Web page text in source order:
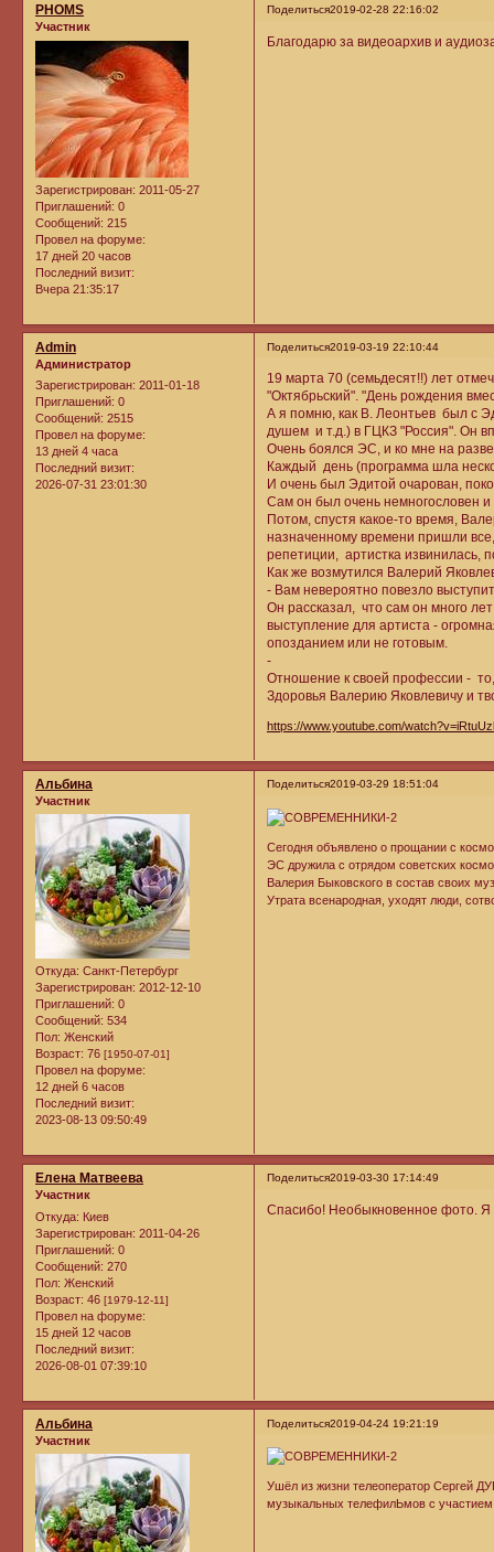
Поделиться2019-02-28 22:16:02
PHOMS
Участник
Зарегистрирован: 2011-05-27
Приглашений: 0
Сообщений: 215
Провел на форуме:
17 дней 20 часов
Последний визит:
Вчера 21:35:17
Благодарю за видеоархив и
Поделиться2019-03-19 22:10:44
Admin
Администратор
Зарегистрирован: 2011-01-18
Приглашений: 0
Сообщений: 2515
Провел на форуме:
13 дней 4 часа
Последний визит:
2026-07-31 23:01:30
19 марта 70 (семьдесят!!) лет
"Октябрьский". "День рождения
А я помню, как В. Леонтьев был с
душем и т.д.) в ГЦКЗ "Россия". Он
Очень боялся ЭС, и ко мне на
Каждый день (программа шла
И очень был Эдитой очарован,
Сам он был очень немногословен и
Потом, спустя какое-то время,
назначенному времени пришли
репетиции, артистка извинилась,
Как же возмутился Валерий
- Вам невероятно повезло
Он рассказал, что сам он много
выступление для артиста -
опозданием или не готовым.
-
Отношение к своей профессии -
Здоровья Валерию Яковлевичу и
https://www.youtube.com/
Поделиться2019-03-29 18:51:04
Альбина
Участник
Откуда: Санкт-Петербург
Зарегистрирован: 2012-12-10
Приглашений: 0
Сообщений: 534
Пол: Женский
Возраст: 76 [1950-07-01]
Провел на форуме:
12 дней 6 часов
Последний визит:
2023-08-13 09:50:49
Сегодня объявлено о прощании с
ЭС дружила с отрядом советских
Валерия Быковского в состав своих
Утрата всенародная, уходят люди,
Поделиться2019-03-30 17:14:49
Елена Матвеева
Участник
Откуда: Киев
Зарегистрирован: 2011-04-26
Приглашений: 0
Сообщений: 270
Пол: Женский
Возраст: 46 [1979-12-11]
Провел на форуме:
15 дней 12 часов
Последний визит:
2026-08-01 07:39:10
Спасибо! Необыкновенное фото. Я
Поделиться2019-04-24 19:21:19
Альбина
Участник
Ушёл из жизни телеоператор Сергей
музыкальных телефилЬмов с